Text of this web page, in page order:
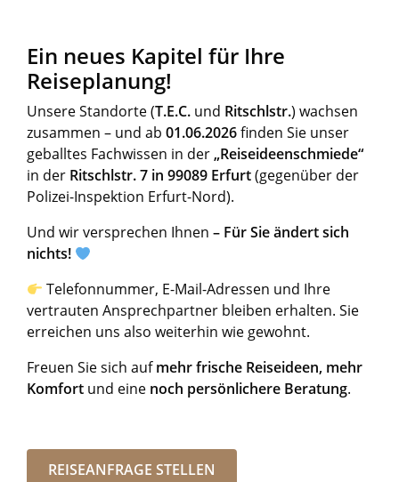
Ein neues Kapitel für Ihre
Reiseplanung!
Unsere Standorte (T.E.C. und Ritschlstr.) wachsen
zusammen – und ab 01.06.2026finden Sie unser
geballtes Fachwissen in der„Reiseideenschmiede“
in der Ritschlstr. 7 in 99089 Erfurt(gegenüber der
Polizei-Inspektion Erfurt-Nord).
Und wir versprechen Ihnen – Für Sie ändert sich
nichts!
Telefonnummer, E-Mail-Adressen und Ihre
vertrauten Ansprechpartner bleiben erhalten. Sie
erreichen uns also weiterhin wie gewohnt.
Freuen Sie sich aufmehr frische Reiseideen, mehr
Komfort und eine noch persönlichere Beratung.
REISEANFRAGE STELLEN